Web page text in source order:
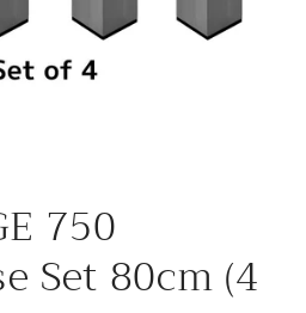
750
Set 80cm (4